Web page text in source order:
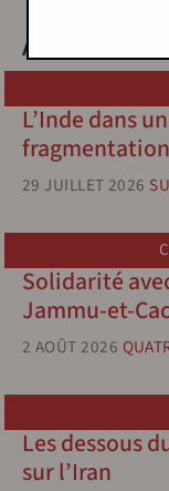
Asie
L’Inde dans
fragmentation
29 JUILLET 2026
Solidarité
Jammu-et-
2 AOÛT 2026
Les dessous
sur l’Iran